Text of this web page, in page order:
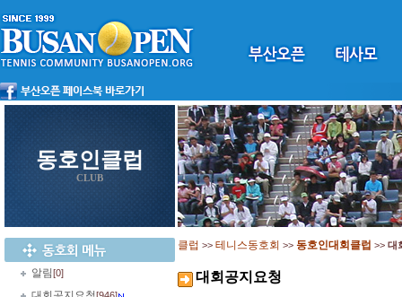
동호인클럽
CLUB
알림[0]
클럽 >> 테니스동호회 >> 동호인대회클럽 >> 대
대회공지요청